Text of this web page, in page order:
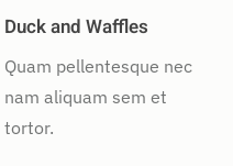
Duck and Waffles
Quam pellentesque nec
nam aliquam sem et
tortor.